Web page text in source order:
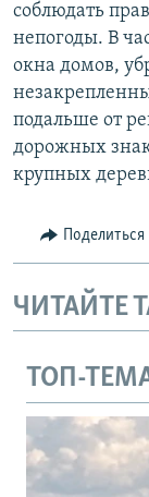
соблюдать
непогоды. В
окна домов,
подальше от
дорожных
крупных
Поделиться
ЧИТАЙТЕ
ТОП-